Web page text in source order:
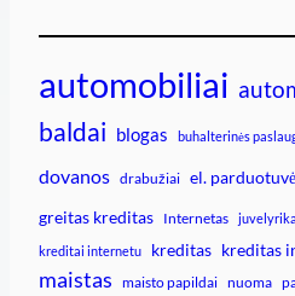
automobiliai
baldai blogas buhalterinės
dovanos drabužiai el.
greitas kreditas Internetas juvelyrika
kreditai internetu kreditas kreditas
maistas maisto papildai nuoma